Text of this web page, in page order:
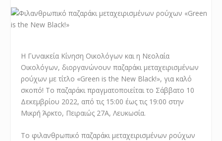
H Γυναικεία Κίνηση Οικολόγων και η Νεολαία
Οικολόγων, διοργανώνουν παζαράκι μεταχειρισμένων
ρούχων με τίτλο «Green is the New Black!», για καλό
σκοπό! Το παζαράκι πραγματοποιείται το Σάββατο 10
Δεκεμβρίου 2022, από τις 15:00 έως τις 19:00 στην
Μικρή Άρκτο, Πειραιώς 27Α, Λευκωσία.
Το φιλανθρωπικό παζαράκι μεταχειρισμένων ρούχων